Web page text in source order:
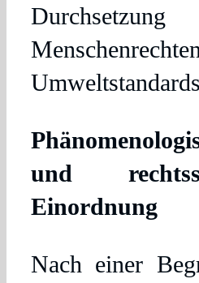
und
Einordnung
Nach einer